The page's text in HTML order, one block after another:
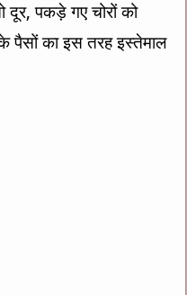
दूर, पकड़े गए चोरों को
पैसों का इस तरह इस्तेमाल